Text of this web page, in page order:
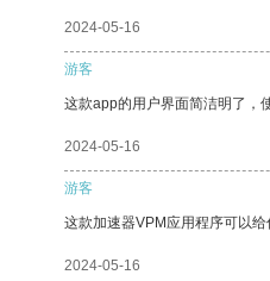
2024-05-16
游客
这款app的用户界面简洁明了，
2024-05-16
游客
这款加速器VPM应用程序可以
2024-05-16